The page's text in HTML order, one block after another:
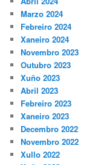
Marzo 2024
Febreiro 2024
Xaneiro 2024
Novembro 2023
Outubro 2023
Xuño 2023
Abril 2023
Febreiro 2023
Xaneiro 2023
Decembro 2022
Novembro 2022
Xullo 2022